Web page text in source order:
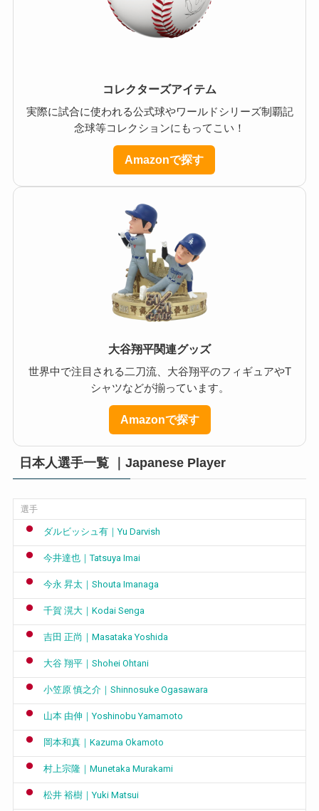
コレクターズアイテム
実際に試合に使われる公式球やワールドシリーズ制覇記
念球等コレクションにもってこい！
Amazonで探す
大谷翔平関連グッズ
世界中で注目される二刀流、大谷翔平のフィギュアやT
シャツなどが揃っています。
Amazonで探す
日本人選手一覧 ｜Japanese Player
選手
ダルビッシュ有｜Yu Darvish
今井達也｜Tatsuya Imai
今永 昇太｜Shouta Imanaga
千賀 滉大｜Kodai Senga
吉田 正尚｜Masataka Yoshida
大谷 翔平｜Shohei Ohtani
小笠原 慎之介｜Shinnosuke Ogasawara
山本 由伸｜Yoshinobu Yamamoto
岡本和真｜Kazuma Okamoto
村上宗隆｜Munetaka Murakami
松井 裕樹｜Yuki Matsui